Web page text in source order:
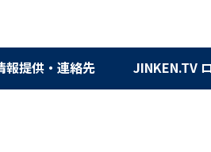
報提供・連絡先 JINKEN.TV